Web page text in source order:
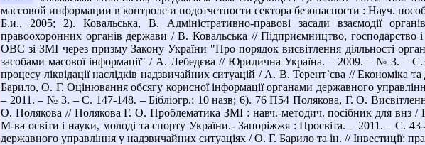
массовой информации в контроле и подотчетности сектора безопасности : Науч.
Б.и., 2005; 2). Ковальська, В. Адміністративно-правові засади взаємодії
правоохоронних органів держави / В. Ковальська // Підприємництво,
ОВС зі ЗМІ через призму Закону України "Про порядок висвітлення діяльності
засобами масової інформації" / А. Лебедєва // Юридична Україна. – 2009. – № 3. –
процесу ліквідації наслідків надзвичайних ситуацій / А. В. Терент`єва //
Барило, О. Г. Оцінювання обсягу корисної інформації органами державного
– 2011. – № 3. – С. 147-148. – Бібліогр.: 10 назв; 6). 76 П54 Полякова, Г. О.
О. Полякова // Полякова Г. О. Проблематика ЗМІ : навч.-методич. посібник для внз
М-ва освіти і науки, молоді та спорту України.- Запоріжжя : Просвіта. – 2011. – С.
державного управління у надзвичайних ситуаціях / О. Г. Барило та ін. // Інвестиції: